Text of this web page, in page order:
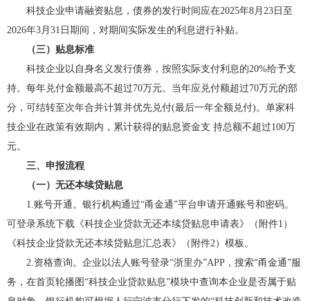
科技企业申请融资贴息，债券的发行时间应在2025年8月23日至
2026年3月31日期间，对期间实际发生的利息进行补贴。
（三）贴息标准
科技企业以自身名义发行债券，按照实际支付利息的20%给予支
持。每年兑付金额最高不超过70万元。当年应兑付额超过70万元的部
分，可结转至次年合并计算并优先兑付(最后一年全额兑付)。单家科
技企业在政策有效期内，累计获得的贴息资金支 持总额不超过100万
元。
三、申报流程
（一）无还本续贷贴息
1.账号开通。 银行机构通过“甬金通”平台申请开通账号和密码。
可登录系统下载《科技企业贷款无还本续贷贴息申请表》（附件1）
《科技企业贷款无还本续贷贴息汇总表》（附件2）模板。
2.资格查询。 企业以法人账号登录“浙里办”APP，搜索“甬金通”服
务，在首页轮播图“科技企业贷款贴息”模块中查询本企业是否属于贴